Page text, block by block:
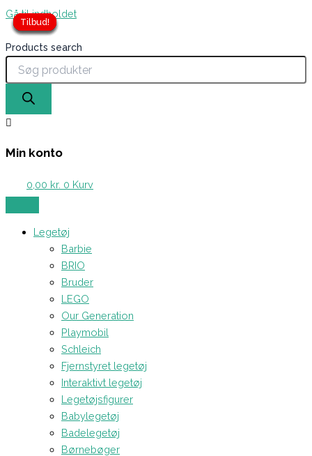
Gå til indholdet
Products search
Min konto
0,00 kr. 0 Kurv
Legetøj
Barbie
BRIO
Bruder
LEGO
Our Generation
Playmobil
Schleich
Fjernstyret legetøj
Interaktivt legetøj
Legetøjsfigurer
Babylegetøj
Badelegetøj
Børnebøger
Tilbud!
Tilbud!
Tilbud!
Tilbud!
Tilbud!
Tilbud!
Tilbud!